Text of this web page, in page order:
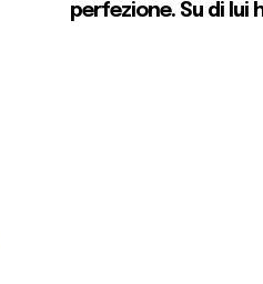
perfezione. Su di lui